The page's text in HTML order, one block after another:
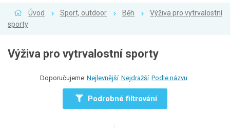
Úvod Sport, outdoor Běh
Výživa pro vytrvalostní
sporty
Výživa pro vytrvalostní sporty
Doporučujeme Nejlevnější Nejdražší Podle názvu
Podrobné filtrování